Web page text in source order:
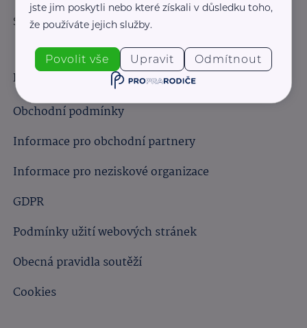
Sledujte nás:
Důležité odkazy
Obchodní podmínky
Informace pro obchodní partnery
Informace pro neziskové organizace
GDPR
Podmínky užití webových stránek
Obecná pravidla soutěží
Cookies
jste jim poskytli nebo které získali v důsledku toho,
že používáte jejich služby.
Povolit vše Upravit Odmítnout